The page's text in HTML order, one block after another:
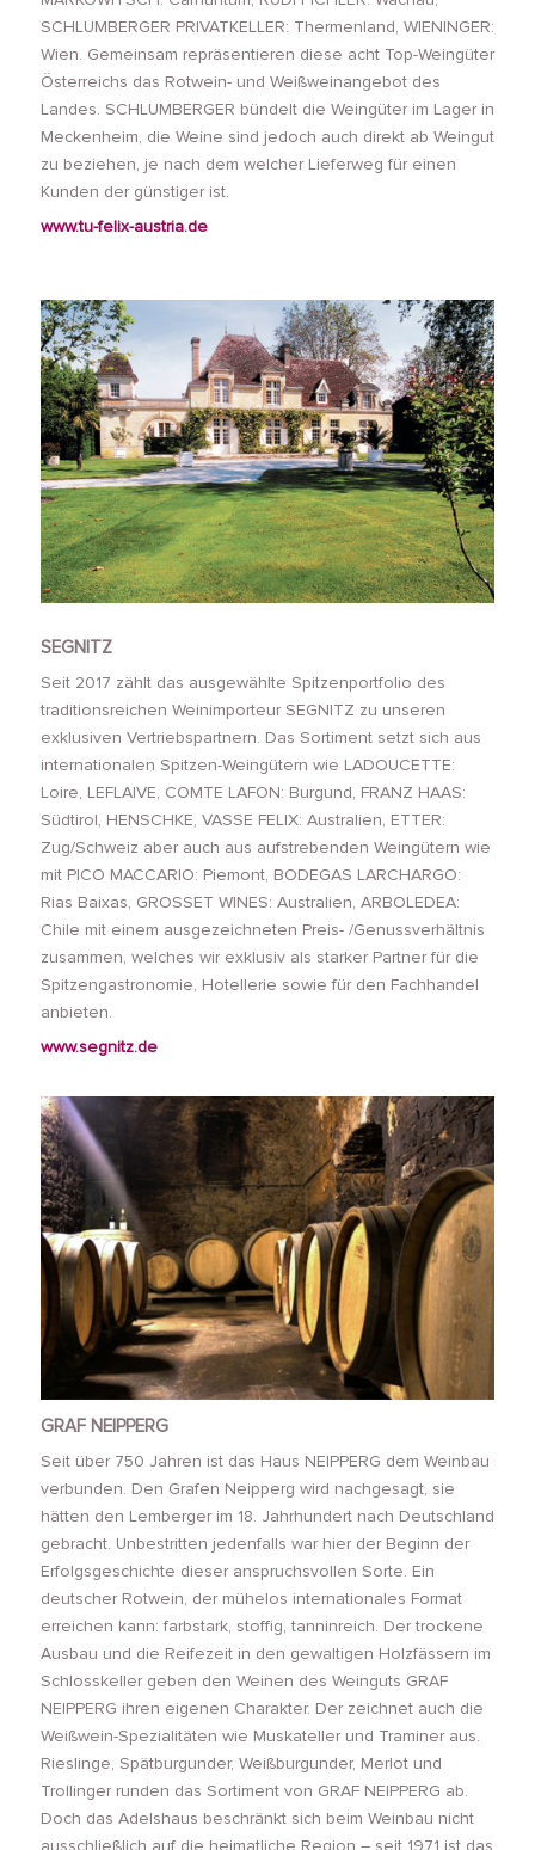
SCHLUMBERGER PRIVATKELLER: Thermenland, WIENINGER:
Wien. Gemeinsam repräsentieren diese acht Top-Weingüter
Österreichs das Rotwein- und Weißweinangebot des
Landes. SCHLUMBERGER bündelt die Weingüter im Lager in
Meckenheim, die Weine sind jedoch auch direkt ab Weingut
zu beziehen, je nach dem welcher Lieferweg für einen
Kunden der günstiger ist.
www.tu-felix-austria.de
SEGNITZ
Seit 2017 zählt das ausgewählte Spitzenportfolio des
traditionsreichen Weinimporteur SEGNITZ zu unseren
exklusiven Vertriebspartnern. Das Sortiment setzt sich aus
internationalen Spitzen-Weingütern wie LADOUCETTE:
Loire, LEFLAIVE, COMTE LAFON: Burgund, FRANZ HAAS:
Südtirol, HENSCHKE, VASSE FELIX: Australien, ETTER:
Zug/Schweiz aber auch aus aufstrebenden Weingütern wie
mit PICO MACCARIO: Piemont, BODEGAS LARCHARGO:
Rias Baixas, GROSSET WINES: Australien, ARBOLEDEA:
Chile mit einem ausgezeichneten Preis- /Genussverhältnis
zusammen, welches wir exklusiv als starker Partner für die
Spitzengastronomie, Hotellerie sowie für den Fachhandel
anbieten.
www.segnitz.de
GRAF NEIPPERG
Seit über 750 Jahren ist das Haus NEIPPERG dem Weinbau
verbunden. Den Grafen Neipperg wird nachgesagt, sie
hätten den Lemberger im 18. Jahrhundert nach Deutschland
gebracht. Unbestritten jedenfalls war hier der Beginn der
Erfolgsgeschichte dieser anspruchsvollen Sorte. Ein
deutscher Rotwein, der mühelos internationales Format
erreichen kann: farbstark, stoffig, tanninreich. Der trockene
Ausbau und die Reifezeit in den gewaltigen Holzfässern im
Schlosskeller geben den Weinen des Weinguts GRAF
NEIPPERG ihren eigenen Charakter. Der zeichnet auch die
Weißwein-Spezialitäten wie Muskateller und Traminer aus.
Rieslinge, Spätburgunder, Weißburgunder, Merlot und
Trollinger runden das Sortiment von GRAF NEIPPERG ab.
Doch das Adelshaus beschränkt sich beim Weinbau nicht